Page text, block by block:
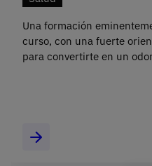
Una formación
curso, con una fuerte
para convertirte en un